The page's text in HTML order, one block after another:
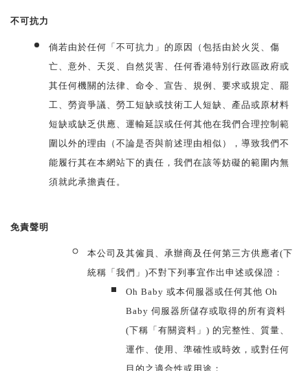
不可抗力
倘若由於任何「不可抗力」的原因（包括由於火災、傷
亡、意外、天災、自然災害、任何香港特別行政區政府或
其任何機關的法律、命令、宣告、規例、要求或規定、罷
工、勞資爭議、勞工短缺或技術工人短缺、產品或原材料
短缺或缺乏供應、運輸延誤或任何其他在我們合理控制範
圍以外的理由（不論是否與前述理由相似），導致我們不
能履行其在本網站下的責任，我們在該等妨礙的範圍内無
須就此承擔責任。
免責聲明
本公司及其僱員、承辦商及任何第三方供應者(下
統稱「我們」)不對下列事宜作出申述或保證：
Oh Baby 或本伺服器或任何其他 Oh
Baby 伺服器所儲存或取得的所有資料
(下稱「有關資料」) 的完整性、質量、
運作、使用、準確性或時效，或對任何
目的之適合性或用途；